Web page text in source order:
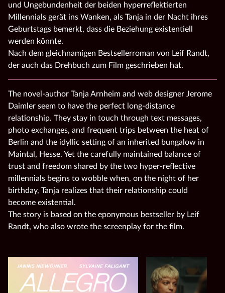
und Ungebundenheit der beiden hyperreflektierten
Millennials gerät ins Wanken, als Tanja in der Nacht ihres
Geburtstags bemerkt, dass die Beziehung existentiell
werden könnte.
Nach dem gleichnamigen Bestsellerroman von Leif Randt,
der auch das Drehbuch zum Film geschrieben hat.
The novel‑author Tanja Arnheim and web designer Jerome
Daimler seem to have the perfect long‑distance
relationship. They stay in touch through text messages,
photo exchanges, and frequent trips between the heat of
Berlin and the idyllic setting of an inherited bungalow in
Maintal, Hesse. Yet the carefully maintained balance of
trust and freedom shared by the two hyper‑reflective
millennials begins to wobble when, on the night of her
birthday, Tanja realizes that their relationship could
become existential.
The story is based on the eponymous bestseller by Leif
Randt, who also wrote the screenplay for the film.